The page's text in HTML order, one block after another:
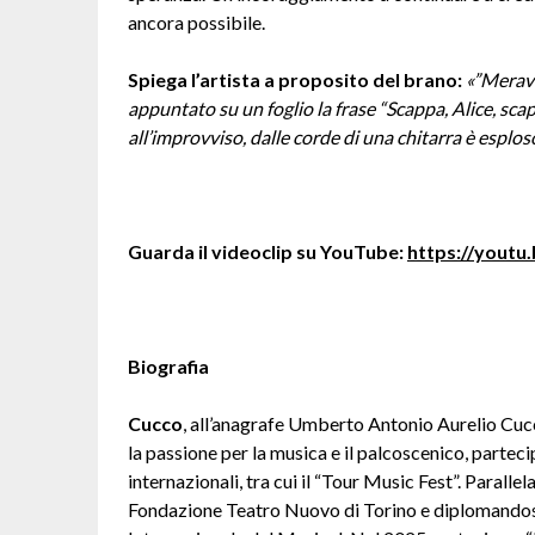
ancora possibile.
Spiega l’artista a proposito del brano:
appuntato su un foglio la frase “Scappa, Alice,
all’improvviso, dalle corde di una chitarra è
Guarda il videoclip su YouTube: https://
Biografia
Cucco, all’anagrafe Umberto Antonio Aurelio
la passione per la musica e il palcoscenico,
internazionali, tra cui il “Tour Music Fest”.
Fondazione Teatro Nuovo di Torino e